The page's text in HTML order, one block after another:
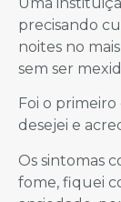
precisando
noites no
sem ser
Foi o
desejei e
Os sintomas
fome, fiquei